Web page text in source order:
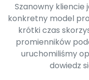
Szanowny kliencie
konkretny model
krótki czas
promienników
uruchomiliśmy
dowiedz